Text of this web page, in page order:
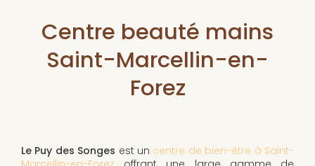
Centre beauté mains
Saint-Marcellin-en-
Forez
Le Puy des Songes est un centre de bien-être à Saint-